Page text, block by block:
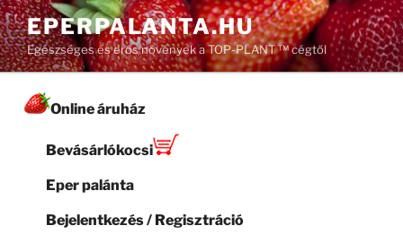
Tartalomhoz
EPERPALANTA.HU
Egészséges és erős növények a TOP-PLANT ™ cégtől
Online áruház
Bevásárlókocsi
Eper palánta
Bejelentkezés / Regisztráció